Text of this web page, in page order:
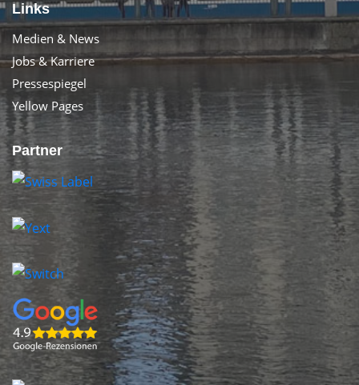
Links
Medien & News
Jobs & Karriere
Pressespiegel
Yellow Pages
Partner